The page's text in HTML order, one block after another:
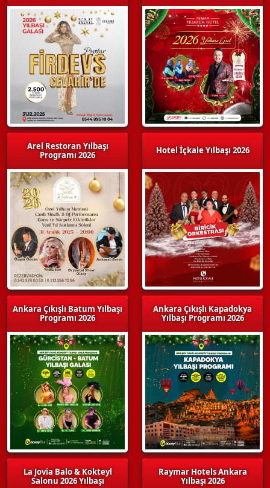
Arel Restoran Yılbaşı
Programı 2026
Ankara Çıkışlı Batum Yılbaşı
Programı 2026
La Jovia Balo & Kokteyl
Salonu 2026 Yılbaşı
Hotel İçkale Yılbaşı 2026
Ankara Çıkışlı Kapadokya
Yılbaşı Programı 2026
Raymar Hotels Ankara
Yılbaşı 2026